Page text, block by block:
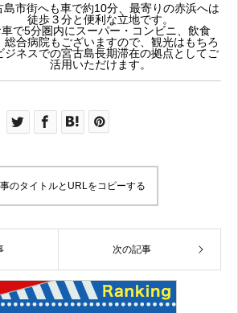
島市街へも車で約10分、最寄りの赤浜へは
徒歩３分と便利な立地です。
車で5分圏内にスーパー・コンビニ、飲食
総合病院もございますので、観光はもちろ
ジネスでの宮古島長期滞在の拠点としてご
活用いただけます。
のタイトルとURLをコピーする
次の記事